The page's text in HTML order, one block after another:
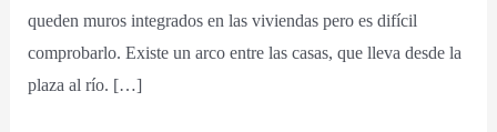
queden muros integrados en las viviendas pero es difícil
comprobarlo. Existe un arco entre las casas, que lleva desde la
plaza al río. […]